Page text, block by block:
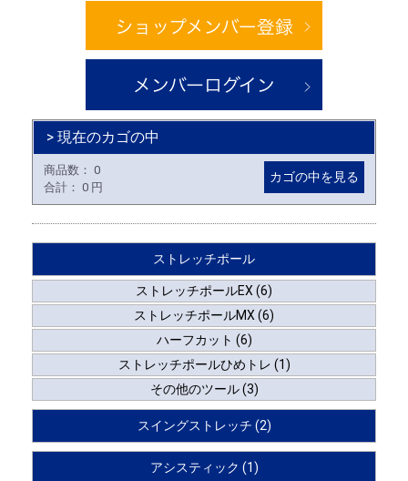
> 現在のカゴの中
商品数： 0
合計： 0 円
カゴの中を見る
ストレッチポール
ストレッチポールEX (6)
ストレッチポールMX (6)
ハーフカット (6)
ストレッチポールひめトレ (1)
その他のツール (3)
スイングストレッチ (2)
アシスティック (1)